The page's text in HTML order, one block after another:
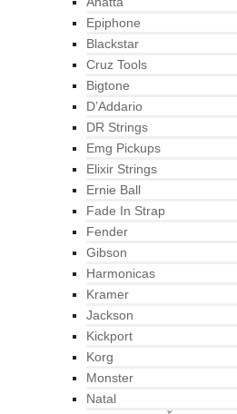
Epiphone
Blackstar
Cruz Tools
Bigtone
D’Addario
DR Strings
Emg Pickups
Elixir Strings
Ernie Ball
Fade In Strap
Fender
Gibson
Harmonicas
Kramer
Jackson
Kickport
Korg
Monster
Natal